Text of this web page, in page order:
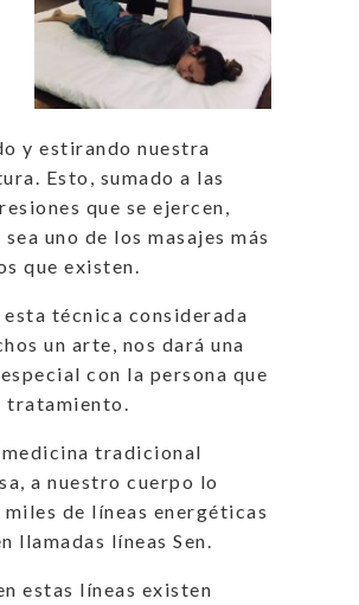
y estirando nuestra
Esto, sumado a las
que se ejercen,
sea uno de los masajes más
que existen.
técnica considerada
un arte, nos dará una
con la persona que
medicina tradicional
a nuestro cuerpo lo
de líneas energéticas
llamadas líneas Sen.
estas líneas existen